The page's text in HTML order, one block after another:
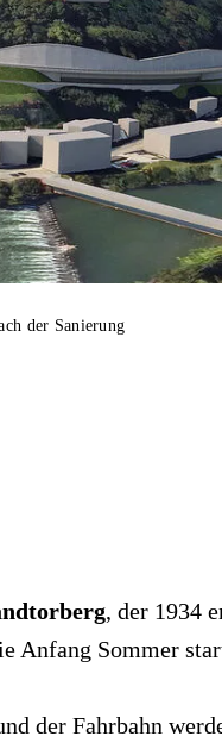
der Sanierung
, der 1934
Anfang Sommer
der Fahrbahn